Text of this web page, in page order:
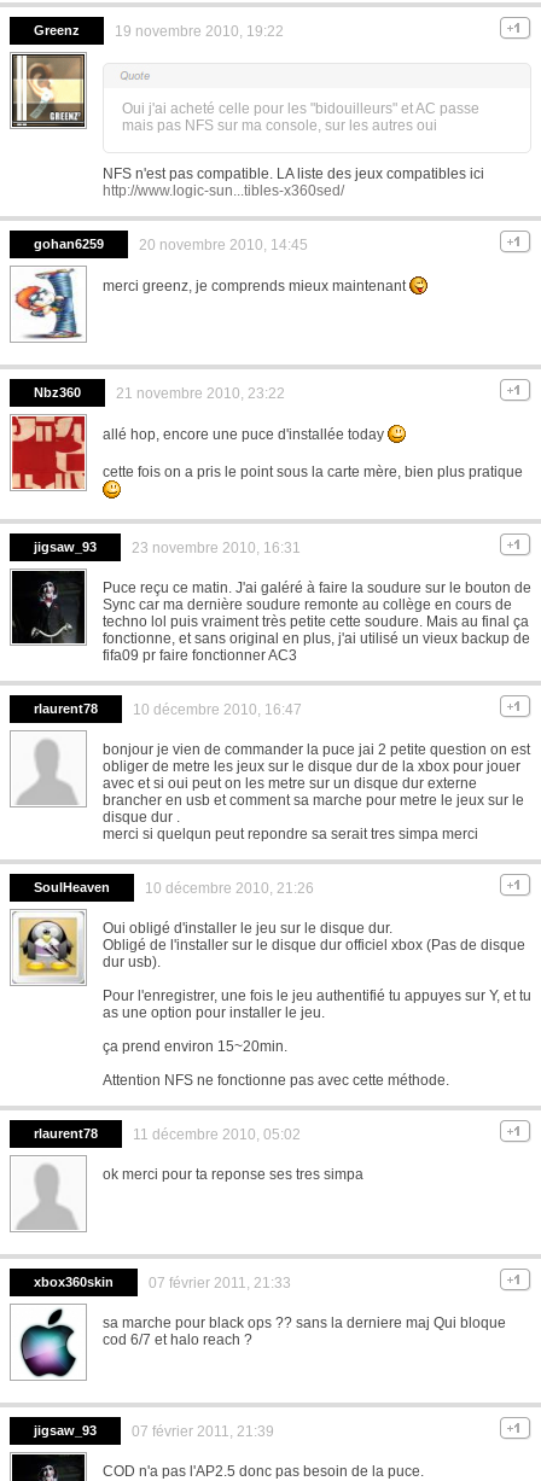
Greenz 19 novembre 2010, 19:22
Oui j'ai acheté celle pour les "bidouilleurs" et AC passe
mais pas NFS sur ma console, sur les autres oui
NFS n'est pas compatible. LA liste des jeux compatibles ici
http://www.logic-sun...tibles-x360sed/
gohan6259 20 novembre 2010, 14:45
merci greenz, je comprends mieux maintenant
Nbz360 21 novembre 2010, 23:22
allé hop, encore une puce d'installée today
cette fois on a pris le point sous la carte mère, bien plus pratique
jigsaw_93 23 novembre 2010, 16:31
Puce reçu ce matin. J'ai galéré à faire la soudure sur le bouton de
Sync car ma dernière soudure remonte au collège en cours de
techno lol puis vraiment très petite cette soudure. Mais au final ça
fonctionne, et sans original en plus, j'ai utilisé un vieux backup de
fifa09 pr faire fonctionner AC3
rlaurent78 10 décembre 2010, 16:47
bonjour je vien de commander la puce jai 2 petite question on est
obliger de metre les jeux sur le disque dur de la xbox pour jouer
avec et si oui peut on les metre sur un disque dur externe
brancher en usb et comment sa marche pour metre le jeux sur le
disque dur .
merci si quelqun peut repondre sa serait tres simpa merci
SoulHeaven 10 décembre 2010, 21:26
Oui obligé d'installer le jeu sur le disque dur.
Obligé de l'installer sur le disque dur officiel xbox (Pas de disque
dur usb).
Pour l'enregistrer, une fois le jeu authentifié tu appuyes sur Y, et tu
as une option pour installer le jeu.
ça prend environ 15~20min.
Attention NFS ne fonctionne pas avec cette méthode.
rlaurent78 11 décembre 2010, 05:02
ok merci pour ta reponse ses tres simpa
xbox360skin 07 février 2011, 21:33
sa marche pour black ops ?? sans la derniere maj Qui bloque
cod 6/7 et halo reach ?
jigsaw_93 07 février 2011, 21:39
COD n'a pas l'AP2.5 donc pas besoin de la puce.